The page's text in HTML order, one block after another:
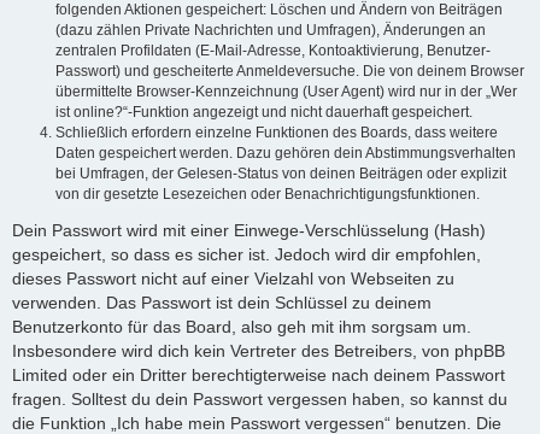
folgenden Aktionen gespeichert: Löschen und Ändern von Beiträgen
(dazu zählen Private Nachrichten und Umfragen), Änderungen an
zentralen Profildaten (E-Mail-Adresse, Kontoaktivierung, Benutzer-
Passwort) und gescheiterte Anmeldeversuche. Die von deinem Browser
übermittelte Browser-Kennzeichnung (User Agent) wird nur in der „Wer
ist online?“-Funktion angezeigt und nicht dauerhaft gespeichert.
Schließlich erfordern einzelne Funktionen des Boards, dass weitere
Daten gespeichert werden. Dazu gehören dein Abstimmungsverhalten
bei Umfragen, der Gelesen-Status von deinen Beiträgen oder explizit
von dir gesetzte Lesezeichen oder Benachrichtigungsfunktionen.
Dein Passwort wird mit einer Einwege-Verschlüsselung (Hash)
gespeichert, so dass es sicher ist. Jedoch wird dir empfohlen,
dieses Passwort nicht auf einer Vielzahl von Webseiten zu
verwenden. Das Passwort ist dein Schlüssel zu deinem
Benutzerkonto für das Board, also geh mit ihm sorgsam um.
Insbesondere wird dich kein Vertreter des Betreibers, von phpBB
Limited oder ein Dritter berechtigterweise nach deinem Passwort
fragen. Solltest du dein Passwort vergessen haben, so kannst du
die Funktion „Ich habe mein Passwort vergessen“ benutzen. Die